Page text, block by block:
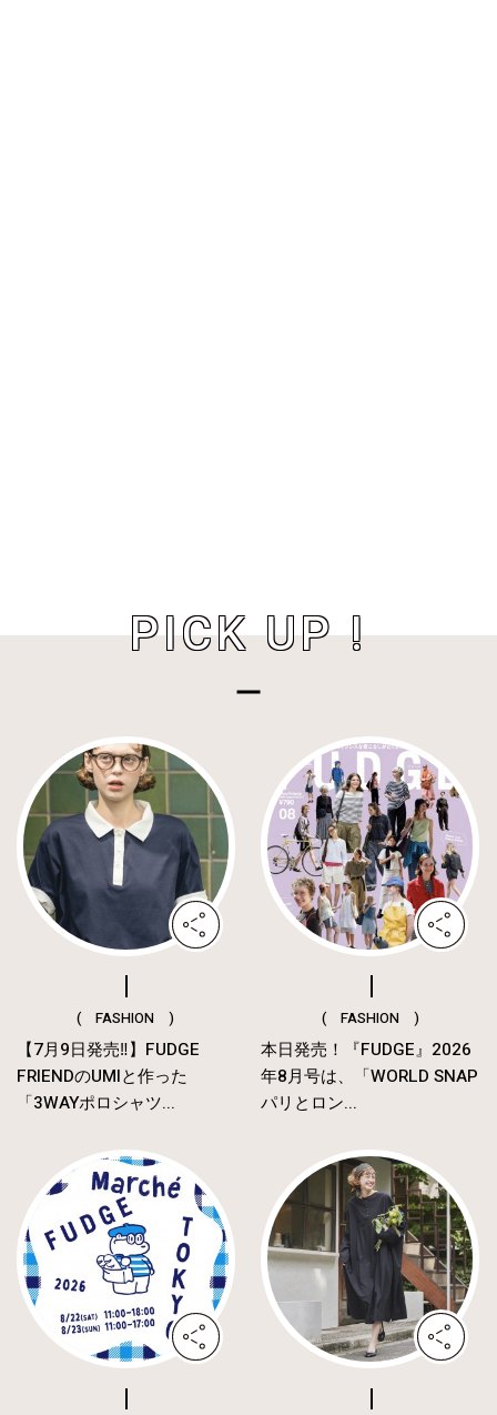
PICK UP !
( FASHION )
【7月9日発売‼︎】FUDGE
FRIENDのUMIと作った
「3WAYポロシャツ...
( FASHION )
本日発売！『FUDGE』2026
年8月号は、「WORLD SNAP
パリとロン...